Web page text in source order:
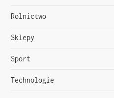
Rolnictwo
Sklepy
Sport
Technologie